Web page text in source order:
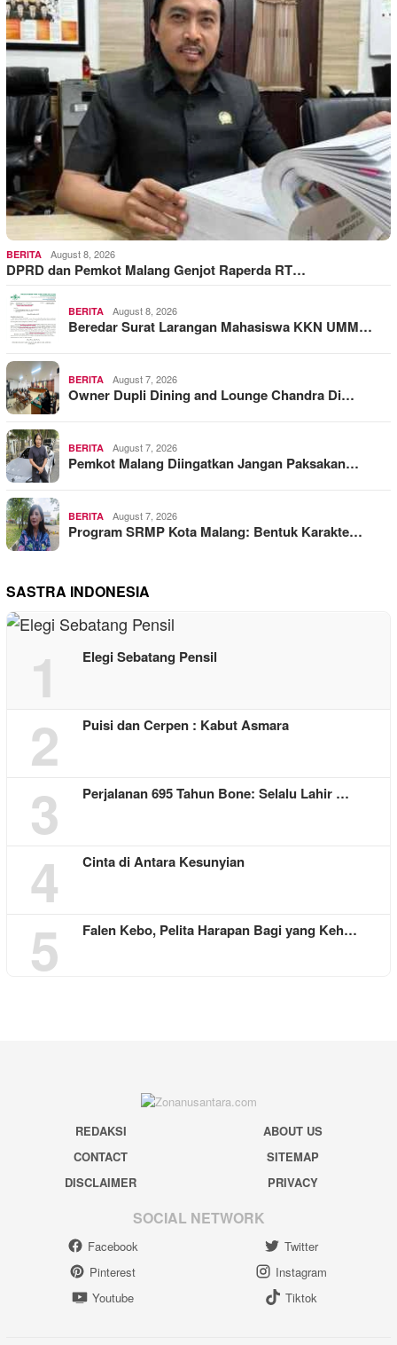
BERITA August 8, 2026
DPRD dan Pemkot Malang Genjot Raperda RT…
BERITA August 8, 2026
Beredar Surat Larangan Mahasiswa KKN UMM…
BERITA August 7, 2026
Owner Dupli Dining and Lounge Chandra Di…
BERITA August 7, 2026
Pemkot Malang Diingatkan Jangan Paksakan…
BERITA August 7, 2026
Program SRMP Kota Malang: Bentuk Karakte…
SASTRA INDONESIA
1 Elegi Sebatang Pensil
2 Puisi dan Cerpen : Kabut Asmara
3 Perjalanan 695 Tahun Bone: Selalu Lahir …
4 Cinta di Antara Kesunyian
5 Falen Kebo, Pelita Harapan Bagi yang Keh…
REDAKSI
ABOUT US
CONTACT
SITEMAP
DISCLAIMER
PRIVACY
SOCIAL NETWORK
Facebook
Twitter
Pinterest
Instagram
Youtube
Tiktok